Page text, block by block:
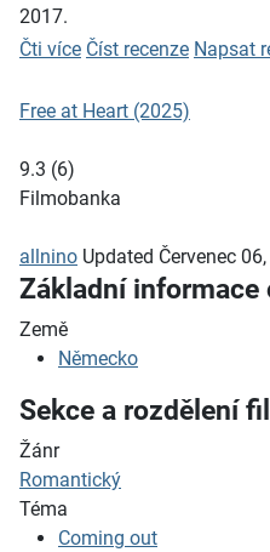
2017.
Čti více Číst recenze Napsat
Free at Heart (2025)
9.3 (6)
Filmobanka
allnino Updated Červenec
Základní informace
Země
Německo
Sekce a rozdělení
Žánr
Romantický
Téma
Coming out